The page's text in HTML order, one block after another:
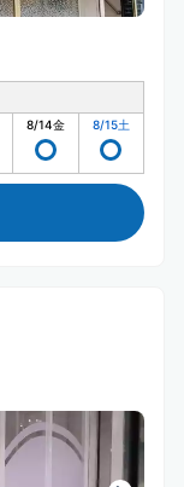
8/14金 8/15土